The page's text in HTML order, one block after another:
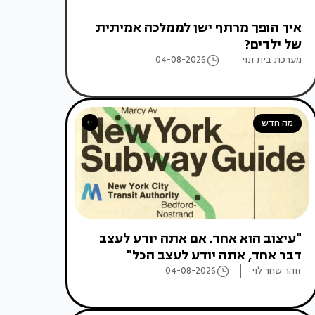
איך הופך מרתף ישן לממלכה אמיתית
של ילדים?
מערכת בית ונוי 04-08-2026
מה חדש
"עיצוב הוא אחד. אם אתה יודע לעצב
דבר אחד, אתה יודע לעצב הכל"
זוהר שחר לוי 04-08-2026